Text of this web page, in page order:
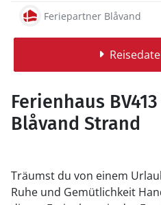
Feriepartner Blåvand
Ferienhaus
Blåvand Strand
Träumst du von einem
Ruhe und Gemütlichkeit